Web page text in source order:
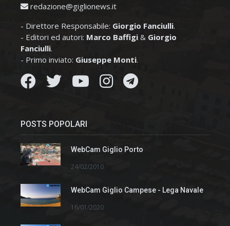
redazione@giglionews.it
- Direttore Responsabile: Giorgio Fanciulli.
- Editori ed autori: Marco Baffigi & Giorgio
Fanciulli.
- Primo inviato: Giuseppe Monti.
POSTS POPOLARI
WebCam Giglio Porto
24/02/2010
WebCam Giglio Campese - Lega Navale
16/01/2020